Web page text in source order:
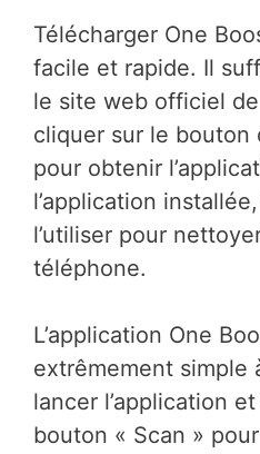
Télécharger One
facile et rapide. Il
le site web officiel
cliquer sur le bouton
pour obtenir
l’application
l’utiliser pour
téléphone.
L’application One
extrêmement simple
lancer l’application
bouton « Scan »